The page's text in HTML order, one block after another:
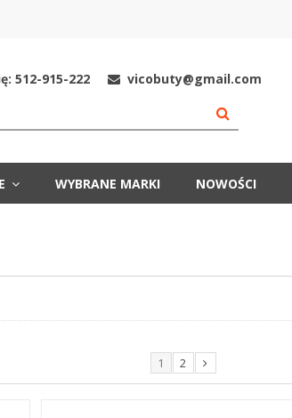
512-915-222 vicobuty@gmail.com
WYBRANE MARKI NOWOŚCI
1
2